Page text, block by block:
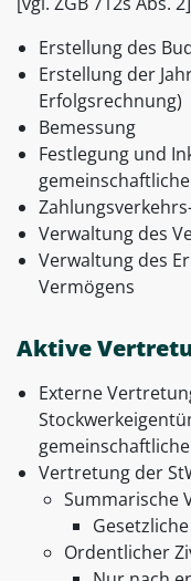
Erstellung des
Erstellung der
Erfolgsrechnung)
Bemessung
Festlegung und
Verwaltung des
Verwaltung des
Vermögens
Aktive
Externe
Vertretung der
Summarische
Ordentlicher